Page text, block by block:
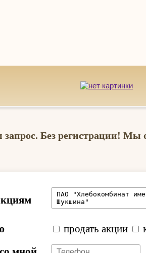
запрос. Без регистрации! Мы
продать акции